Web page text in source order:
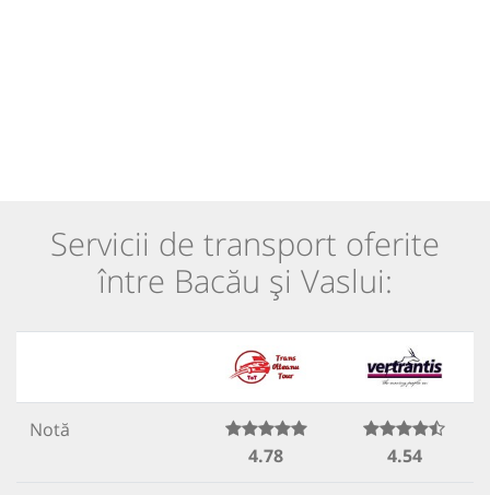
Servicii de transport oferite
între Bacău și Vaslui:
Notă
4.78
4.54